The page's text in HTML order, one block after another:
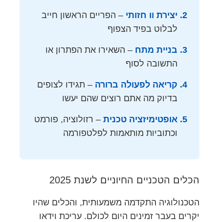
יצירת וו חזותי – הפריים הראשון חייב
לבלוט בפיד הצפוף
בניית מתח – השאירו את הפתרון או
התשובה לסוף
קריאה לפעולה ברורה – תגידו לצופים
בדיוק מה אתם רוצים שהם יעשו
אופטימיזציה טכנית – רזולוציה, פורמט
וכתוביות מותאמות לפלטפורמה
הכלים הטכניים החיוניים לשנת 2025
הטכנולוגיה התקדמה משמעותית, והכלים שהיו
יקרים בעבר זמינים היום לכולם. עריכת וידאו